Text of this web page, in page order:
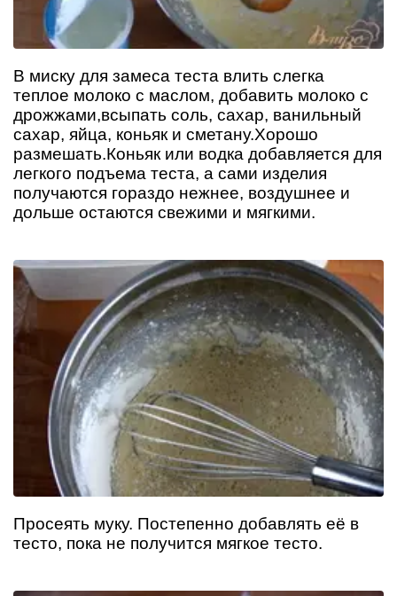
В миску для замеса теста влить слегка
теплое молоко с маслом, добавить молоко с
дрожжами,всыпать соль, сахар, ванильный
сахар, яйца, коньяк и сметану.Хорошо
размешать.Коньяк или водка добавляется для
легкого подъема теста, а сами изделия
получаются гораздо нежнее, воздушнее и
дольше остаются свежими и мягкими.
Просеять муку. Постепенно добавлять её в
тесто, пока не получится мягкое тесто.